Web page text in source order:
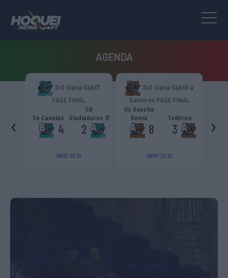
AGENDA
3×3 Viana Sub17
Gladiaduros 17
2
3x3 Viana Sub19 a
Seniores FASE FINAL
Os Gancho
Remix
Teikirise
3
CH Olot
‹ ›